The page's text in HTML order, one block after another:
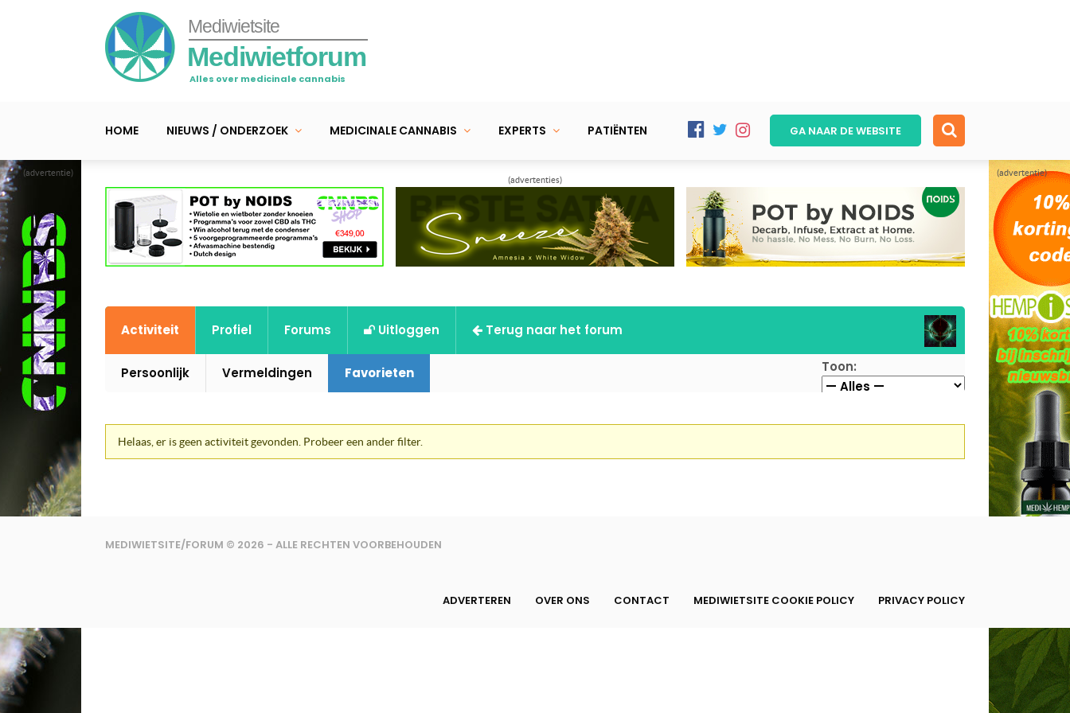
(advertentie) (advertentie)
Mediwietsite
Mediwietforum
Alles over medicinale cannabis
HOME NIEUWS / ONDERZOEK MEDICINALE CANNABIS EXPERTS PATIËNTEN GA NAAR DEWEBSITE
(advertenties)
Activiteit Profiel Forums Uitloggen Terug naar het forum
Persoonlijk Vermeldingen Favorieten Toon:
Helaas, er is geen activiteit gevonden. Probeer een ander filter.
MEDIWIETSITE/FORUM © 2026 - ALLE RECHTEN VOORBEHOUDEN
ADVERTEREN OVER ONS CONTACT MEDIWIETSITE COOKIE POLICY PRIVACY POLICY